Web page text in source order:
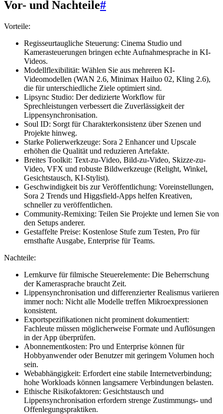
Vor- und Nachteile#
Vorteile:
Regisseurtaugliche Steuerung: Cinema Studio und
Kamerasteuerungen bringen echte Aufnahmesprache in KI-
Videos.
Modellflexibilität: Wählen Sie aus mehreren KI-
Videomodellen (WAN 2.6, Minimax Hailuo 02, Kling 2.6),
die für unterschiedliche Ziele optimiert sind.
Lipsync Studio: Der dedizierte Workflow für
Sprechleistungen verbessert die Zuverlässigkeit der
Lippensynchronisation.
Soul ID: Sorgt für Charakterkonsistenz über Szenen und
Projekte hinweg.
Starke Polierwerkzeuge: Sora 2 Enhancer und Upscale
erhöhen die Qualität und reduzieren Artefakte.
Breites Toolkit: Text-zu-Video, Bild-zu-Video, Skizze-zu-
Video, VFX und robuste Bildwerkzeuge (Relight, Winkel,
Gesichtstausch, KI-Stylist).
Geschwindigkeit bis zur Veröffentlichung: Voreinstellungen,
Sora 2 Trends und Higgsfield-Apps helfen Kreativen,
schneller zu veröffentlichen.
Community-Remixing: Teilen Sie Projekte und lernen Sie von
den Setups anderer.
Gestaffelte Preise: Kostenlose Stufe zum Testen, Pro für
ernsthafte Ausgabe, Enterprise für Teams.
Nachteile:
Lernkurve für filmische Steuerelemente: Die Beherrschung
der Kamerasprache braucht Zeit.
Lippensynchronisation und differenzierter Realismus variieren
immer noch: Nicht alle Modelle treffen Mikroexpressionen
konsistent.
Exportspezifikationen nicht prominent dokumentiert:
Fachleute müssen möglicherweise Formate und Auflösungen
in der App überprüfen.
Abonnementkosten: Pro und Enterprise können für
Hobbyanwender oder Benutzer mit geringem Volumen hoch
sein.
Webabhängigkeit: Erfordert eine stabile Internetverbindung;
hohe Workloads können langsamere Verbindungen belasten.
Ethische Risikofaktoren: Gesichtstausch und
Lippensynchronisation erfordern strenge Zustimmungs- und
Offenlegungspraktiken.